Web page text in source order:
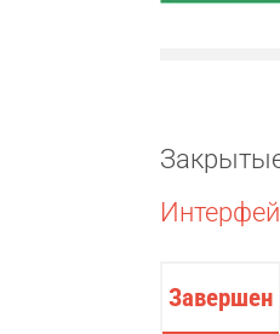
Завершен